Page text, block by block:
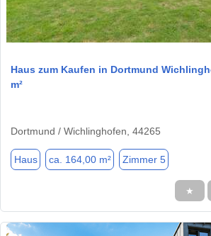
Haus zum Kaufen in Dortmund
m²
Dortmund / Wichlinghofen, 44265
Haus ca. 164,00 m² Zimmer 5
★